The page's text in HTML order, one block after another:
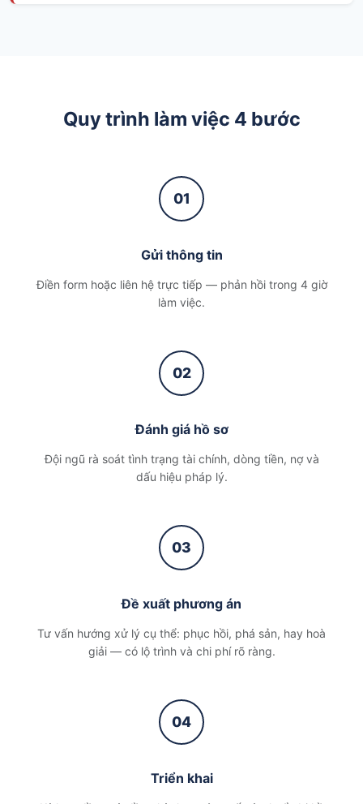
Quy trình làm việc 4 bước
01
Gửi thông tin
Điền form hoặc liên hệ trực tiếp — phản hồi trong 4 giờ
làm việc.
02
Đánh giá hồ sơ
Đội ngũ rà soát tình trạng tài chính, dòng tiền, nợ và
dấu hiệu pháp lý.
03
Đề xuất phương án
Tư vấn hướng xử lý cụ thể: phục hồi, phá sản, hay hoà
giải — có lộ trình và chi phí rõ ràng.
04
Triển khai